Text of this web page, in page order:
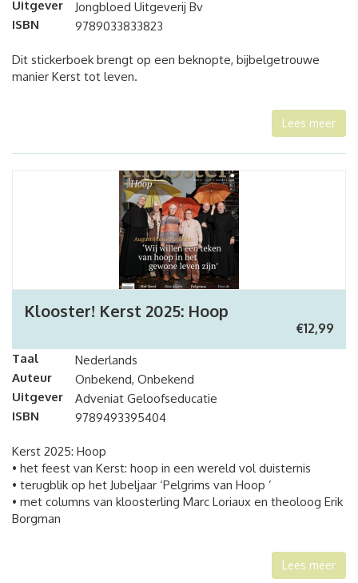
Uitgever
Jongbloed Uitgeverij Bv
ISBN
9789033833823
Dit stickerboek brengt op een beknopte, bijbelgetrouwe
manier Kerst tot leven.
Lees meer
Klooster! Kerst 2025: Hoop
€12,99
Taal
Nederlands
Auteur
Onbekend, Onbekend
Uitgever
Adveniat Geloofseducatie
ISBN
9789493395404
Kerst 2025: Hoop
• het feest van Kerst: hoop in een wereld vol duisternis
• terugblik op het Jubeljaar ‘Pelgrims van Hoop ’
• met columns van kloosterling Marc Loriaux en theoloog Erik
Borgman
Lees meer